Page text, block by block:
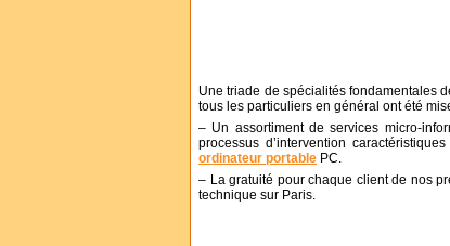
Une triade de spécialités fondamentales
tous les particuliers en général ont été
– Un assortiment de services micro-
processus d’intervention
ordinateur portable PC.
– La gratuité pour chaque client de nos
technique sur Paris.